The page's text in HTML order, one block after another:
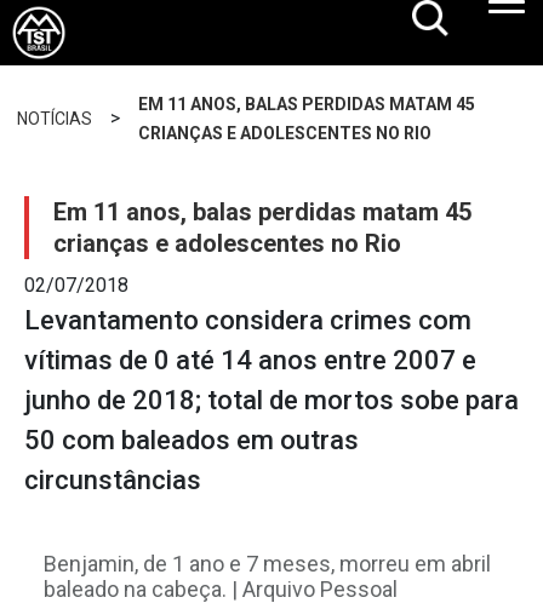
NOTÍCIAS >
EM 11 ANOS, BALAS PERDIDAS MATAM 45
CRIANÇAS E ADOLESCENTES NO RIO
Em 11 anos, balas perdidas matam 45
crianças e adolescentes no Rio
02/07/2018
Levantamento considera crimes com
vítimas de 0 até 14 anos entre 2007 e
junho de 2018; total de mortos sobe para
50 com baleados em outras
circunstâncias
Benjamin, de 1 ano e 7 meses, morreu em abril
baleado na cabeça. | Arquivo Pessoal